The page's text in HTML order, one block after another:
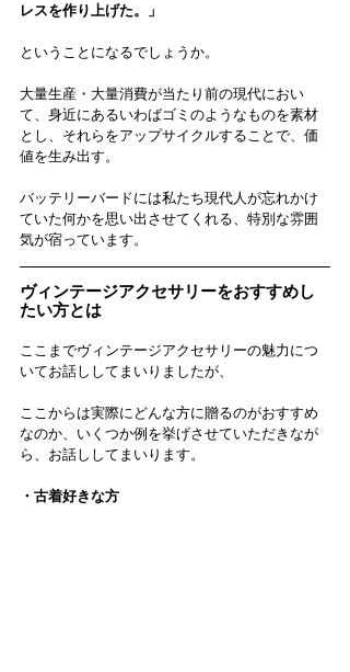
レスを作り上げた。」
ということになるでしょうか。
大量生産・大量消費が当たり前の現代におい
て、身近にあるいわばゴミのようなものを素材
とし、それらをアップサイクルすることで、価
値を生み出す。
バッテリーバードには私たち現代人が忘れかけ
ていた何かを思い出させてくれる、特別な雰囲
気が宿っています。
ヴィンテージアクセサリーをおすすめし
たい方とは
ここまでヴィンテージアクセサリーの魅力につ
いてお話ししてまいりましたが、
ここからは実際にどんな方に贈るのがおすすめ
なのか、いくつか例を挙げさせていただきなが
ら、お話ししてまいります。
・古着好きな方